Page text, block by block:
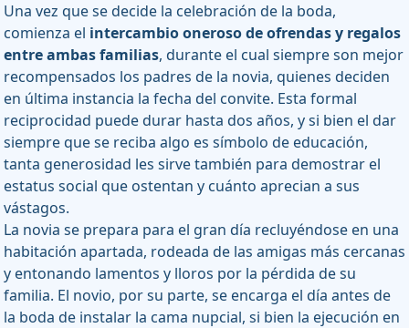
Una vez que se decide la celebración de la boda,
comienza el intercambio oneroso de ofrendas y regalos
entre ambas familias, durante el cual siempre son mejor
recompensados los padres de la novia, quienes deciden
en última instancia la fecha del convite. Esta formal
reciprocidad puede durar hasta dos años, y si bien el dar
siempre que se reciba algo es símbolo de educación,
tanta generosidad les sirve también para demostrar el
estatus social que ostentan y cuánto aprecian a sus
vástagos.
La novia se prepara para el gran día recluyéndose en una
habitación apartada, rodeada de las amigas más cercanas
y entonando lamentos y lloros por la pérdida de su
familia. El novio, por su parte, se encarga el día antes de
la boda de instalar la cama nupcial, si bien la ejecución en